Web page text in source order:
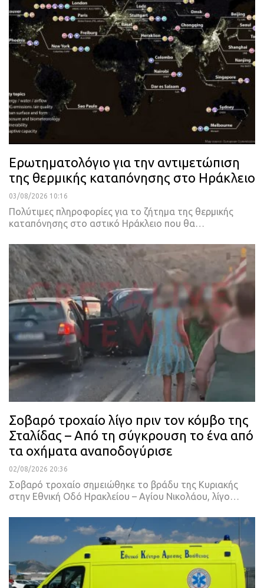
Ερωτηματολόγιο για την αντιμετώπιση
της θερμικής καταπόνησης στο Ηράκλειο
03/08/2026 10:16
Πολύτιμες πληροφορίες για το ζήτημα της θερμικής
καταπόνησης στο αστικό Ηράκλειο που θα…
Σοβαρό τροχαίο λίγο πριν τον κόμβο της
Σταλίδας – Από τη σύγκρουση το ένα από
τα οχήματα αναποδογύρισε
02/08/2026 20:36
Σοβαρό τροχαίο σημειώθηκε το βράδυ της Κυριακής
στην Εθνική Οδό Ηρακλείου – Αγίου Νικολάου, λίγο…